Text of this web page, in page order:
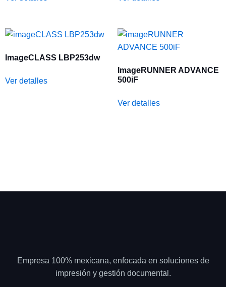
ImageCLASS LBP253dw
Ver detalles
ImageRUNNER ADVANCE
500iF
Ver detalles
Empresa 100% mexicana, enfocada en soluciones de
impresión y gestión documental.